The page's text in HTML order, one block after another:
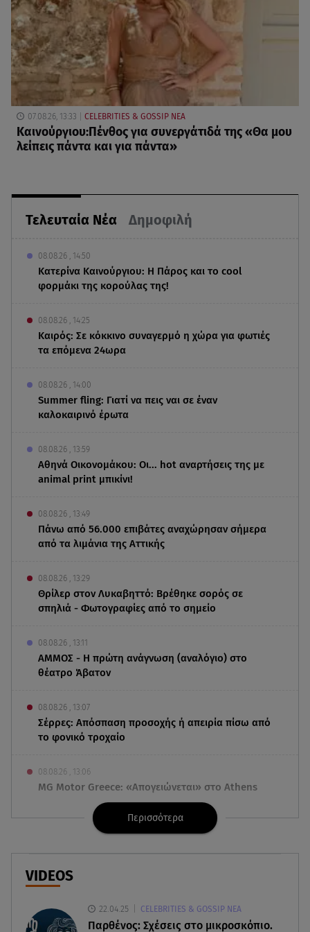
Τελευταία Νέα Δημοφιλή
08.08.26 , 14:50
Κατερίνα Καινούργιου: Η Πάρος και το cool
φορμάκι της κορούλας της!
08.08.26 , 14:25
Καιρός: Σε κόκκινο συναγερμό η χώρα για φωτιές
τα επόμενα 24ωρα
08.08.26 , 14:00
Summer fling: Γιατί να πεις ναι σε έναν
καλοκαιρινό έρωτα
08.08.26 , 13:59
Αθηνά Οικονομάκου: Οι... hot αναρτήσεις της με
animal print μπικίνι!
08.08.26 , 13:49
Πάνω από 56.000 επιβάτες αναχώρησαν σήμερα
από τα λιμάνια της Αττικής
08.08.26 , 13:29
Θρίλερ στον Λυκαβηττό: Βρέθηκε σορός σε
σπηλιά - Φωτογραφίες από το σημείο
08.08.26 , 13:11
ΑΜΜΟΣ - Η πρώτη ανάγνωση (αναλόγιο) στο
θέατρο Άβατον
08.08.26 , 13:07
Σέρρες: Απόσπαση προσοχής ή απειρία πίσω από
το φονικό τροχαίο
08.08.26 , 13:06
MG Motor Greece: «Απογειώνεται» στο Athens
Flying Week 2026
Κρήτη: Η Αστυνομία διαψεύδει την απόπειρα
Πρωταγωνίστρια της Λάμψης: «Στο θέατρο με
Περισσότερα
VIDEOS
22.04.25 CELEBRITIES & GOSSIP ΝΕΑ
Παρθένος: Σχέσεις στο μικροσκόπιο.
07.08.26, 13:33 CELEBRITIES & GOSSIP ΝΕΑ
Καινούργιου:Πένθος για συνεργάτιδά της «Θα μου
λείπεις πάντα και για πάντα»